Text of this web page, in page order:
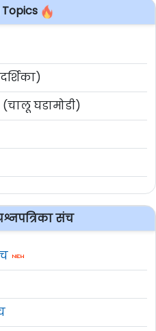
(चालू घडामोडी)
संच